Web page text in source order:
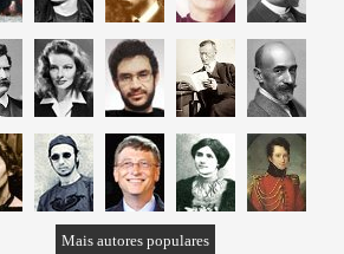
Mais autores populares